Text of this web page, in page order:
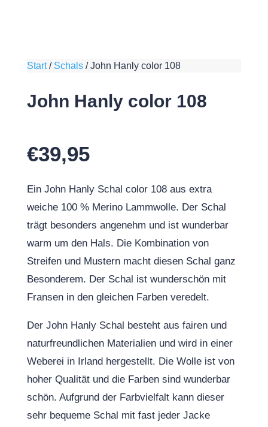
Start/ Schals/John Hanly color 108
John Hanly color 108
€39,95
Ein John Hanly Schal color 108 aus extra
weiche 100 % Merino Lammwolle. Der Schal
trägt besonders angenehm und ist wunderbar
warm um den Hals. Die Kombination von
Streifen und Mustern macht diesen Schal ganz
Besonderem. Der Schal ist wunderschön mit
Fransen in den gleichen Farben veredelt.
Der John Hanly Schal besteht aus fairen und
naturfreundlichen Materialien und wird in einer
Weberei in Irland hergestellt. Die Wolle ist von
hoher Qualität und die Farben sind wunderbar
schön. Aufgrund der Farbvielfalt kann dieser
sehr bequeme Schal mit fast jeder Jacke